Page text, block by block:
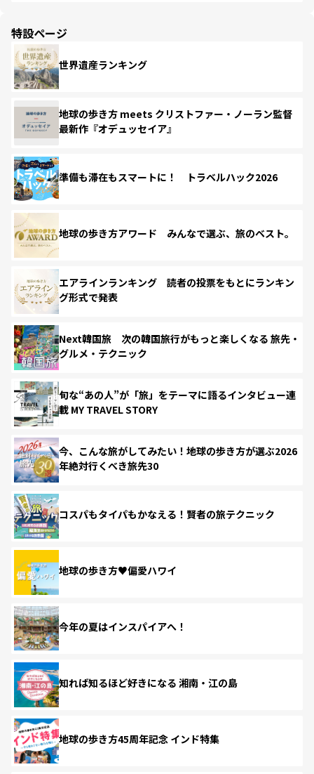
特設ページ
世界遺産ランキング
地球の歩き方 meets クリストファー・ノーラン監督
最新作『オデュッセイア』
準備も滞在もスマートに！ トラベルハック2026
地球の歩き方アワード みんなで選ぶ、旅のベスト。
エアラインランキング 読者の投票をもとにランキン
グ形式で発表
Next韓国旅 次の韓国旅行がもっと楽しくなる 旅先・
グルメ・テクニック
旬な“あの人”が「旅」をテーマに語るインタビュー連
載 MY TRAVEL STORY
今、こんな旅がしてみたい！地球の歩き方が選ぶ2026
年絶対行くべき旅先30
コスパもタイパもかなえる！賢者の旅テクニック
地球の歩き方♥偏愛ハワイ
今年の夏はインスパイアへ！
知れば知るほど好きになる 湘南・江の島
地球の歩き方45周年記念 インド特集